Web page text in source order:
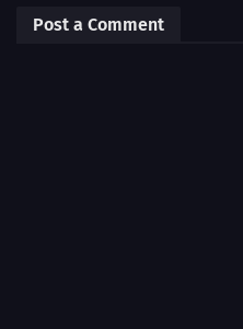
Post a Comment